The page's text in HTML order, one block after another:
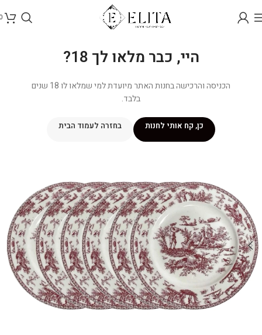
היי, כבר מלאו לך 18?
הכניסה והרכישה בחנות האתר מיועדת למי שמלאו לו 18 שנים
בלבד.
כן, קח אותי לחנות בחזרה לעמוד הבית